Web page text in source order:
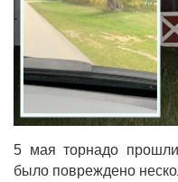
5 мая торнадо
было повреждено